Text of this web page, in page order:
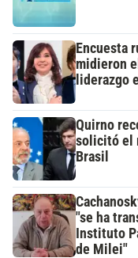
Encuesta
midieron
liderazgo
Quirno
solicitó el
Brasil
"se ha
Instituto
de Milei"